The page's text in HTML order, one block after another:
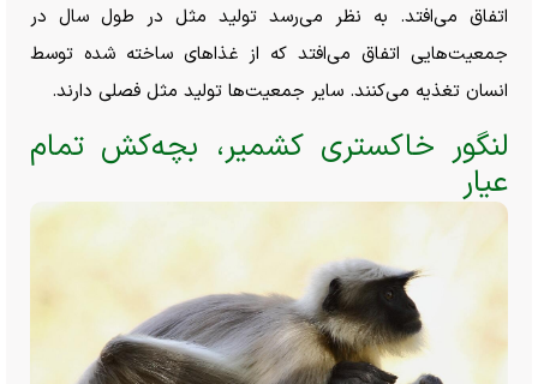
اتفاق می‌افتد. به نظر می‌رسد تولید مثل در طول سال در
جمعیت‌هایی اتفاق می‌افتد که از غذا‌های ساخته شده توسط
انسان تغذیه می‌کنند. سایر جمعیت‌ها تولید مثل فصلی دارند.
لنگور خاکستری کشمیر، بچه‌کش تمام
عیار